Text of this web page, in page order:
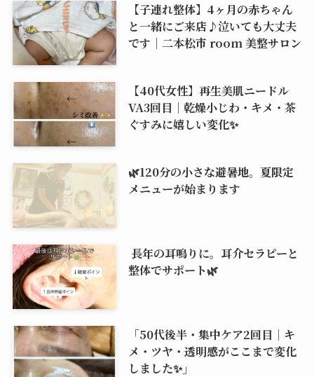
【子連れ整体】4ヶ月の赤ちゃん
と一緒にご来店♪泣いても大丈夫
です｜二本松市 room 美整サロン
【40代女性】再生美肌ニードル
VA3回目｜乾燥小じわ・キメ・茶
ぐすみに嬉しい変化✨
🌿120分の小さな避暑地。夏限定
メニューが始まります
長年の耳鳴りに。耳介セラピーと
整体でサポート🌿
「50代後半・集中ケア2回目｜キ
メ・ツヤ・透明感がここまで変化
しました✨」